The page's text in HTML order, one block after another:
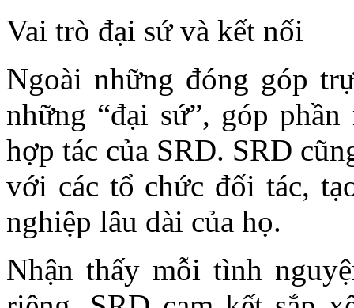
Vai trò đại sứ và kết nối
Ngoài những đóng góp
những “đại sứ”, góp
hợp tác của SRD. SRD
với các tổ chức đối tác,
nghiệp lâu dài của họ.
Nhận thấy mỗi tình